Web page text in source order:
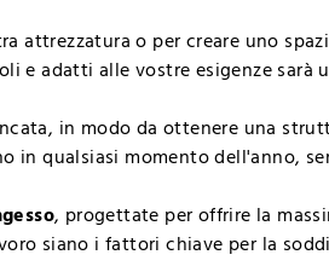
attrezzatura o per creare uno
e adatti alle vostre esigenze sarà
in modo da ottenere una
qualsiasi momento dell'anno,
, progettate per offrire la
siano i fattori chiave per la